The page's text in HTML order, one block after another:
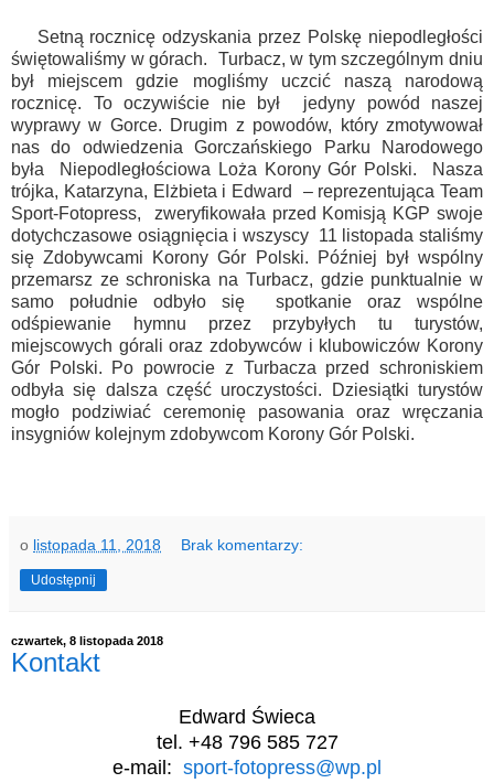
Setną rocznicę odzyskania przez Polskę niepodległości
świętowaliśmy w górach. Turbacz, w tym szczególnym dniu
był miejscem gdzie mogliśmy uczcić naszą narodową
rocznicę. To oczywiście nie był jedyny powód naszej
wyprawy w Gorce. Drugim z powodów, który zmotywował
nas do odwiedzenia Gorczańskiego Parku Narodowego
była Niepodległościowa Loża Korony Gór Polski. Nasza
trójka, Katarzyna, Elżbieta i Edward – reprezentująca Team
Sport-Fotopress, zweryfikowała przed Komisją KGP swoje
dotychczasowe osiągnięcia i wszyscy 11 listopada staliśmy
się Zdobywcami Korony Gór Polski. Później był wspólny
przemarsz ze schroniska na Turbacz, gdzie punktualnie w
samo południe odbyło się spotkanie oraz wspólne
odśpiewanie hymnu przez przybyłych tu turystów,
miejscowych górali oraz zdobywców i klubowiczów Korony
Gór Polski. Po powrocie z Turbacza przed schroniskiem
odbyła się dalsza część uroczystości. Dziesiątki turystów
mogło podziwiać ceremonię pasowania oraz wręczania
insygniów kolejnym zdobywcom Korony Gór Polski.
o listopada 11, 2018 Brak komentarzy:
Udostępnij
czwartek, 8 listopada 2018
Kontakt
Edward Świeca
tel. +48 796 585 727
e-mail: sport-fotopress@wp.pl